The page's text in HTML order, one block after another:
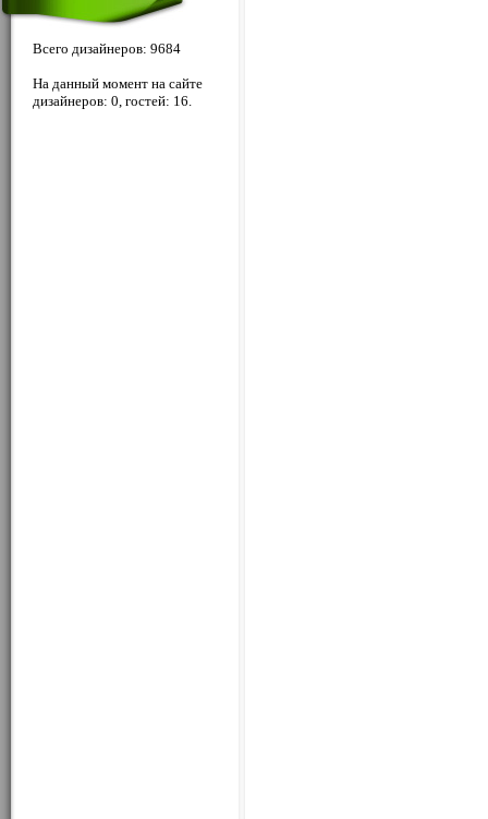
Всего дизайнеров: 9684
На данный момент на сайте
дизайнеров: 0, гостей: 16.